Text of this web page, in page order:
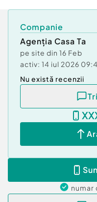
Companie
Agenția Casa Ta
pe site din 16 Feb
activ: 14 iul 2026
Nu există recenzii
numar